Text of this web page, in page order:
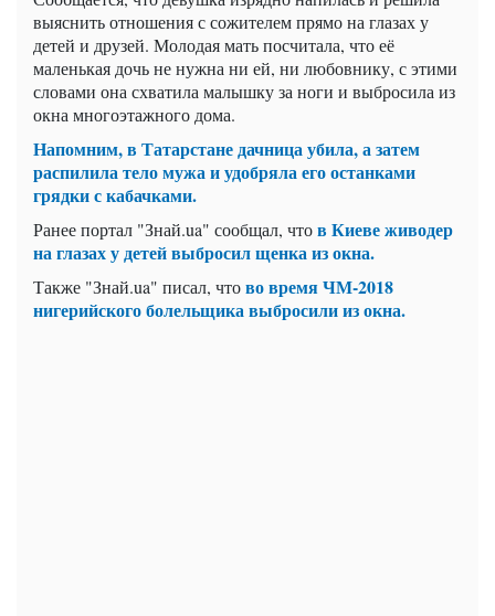
выяснить отношения с сожителем прямо на глазах у
детей и друзей. Молодая мать посчитала, что её
маленькая дочь не нужна ни ей, ни любовнику, с этими
словами она схватила малышку за ноги и выбросила из
окна многоэтажного дома.
Напомним, в Татарстане дачница убила, а затем
распилила тело мужа и удобряла его останками
грядки с кабачками.
Ранее портал "Знай.ua" сообщал, чтов Киеве живодер
на глазах у детей выбросил щенка из окна.
Также "Знай.ua" писал, чтово время ЧМ-2018
нигерийского болельщика выбросили из окна.